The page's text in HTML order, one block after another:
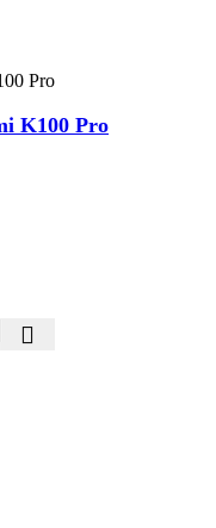
K100 Pro